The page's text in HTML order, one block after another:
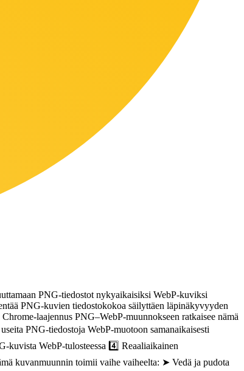
PNG-tiedostot nykyaikaisiksi WebP-kuviksi
PNG-kuvien tiedostokokoa säilyttäen läpinäkyvyyden
laajennus PNG–WebP-muunnokseen ratkaisee nämä
PNG-tiedostoja WebP-muotoon samanaikaisesti
kuvista WebP-tulosteessa 4️⃣ Reaaliaikainen
kuvanmuunnin toimii vaihe vaiheelta: ➤ Vedä ja pudota